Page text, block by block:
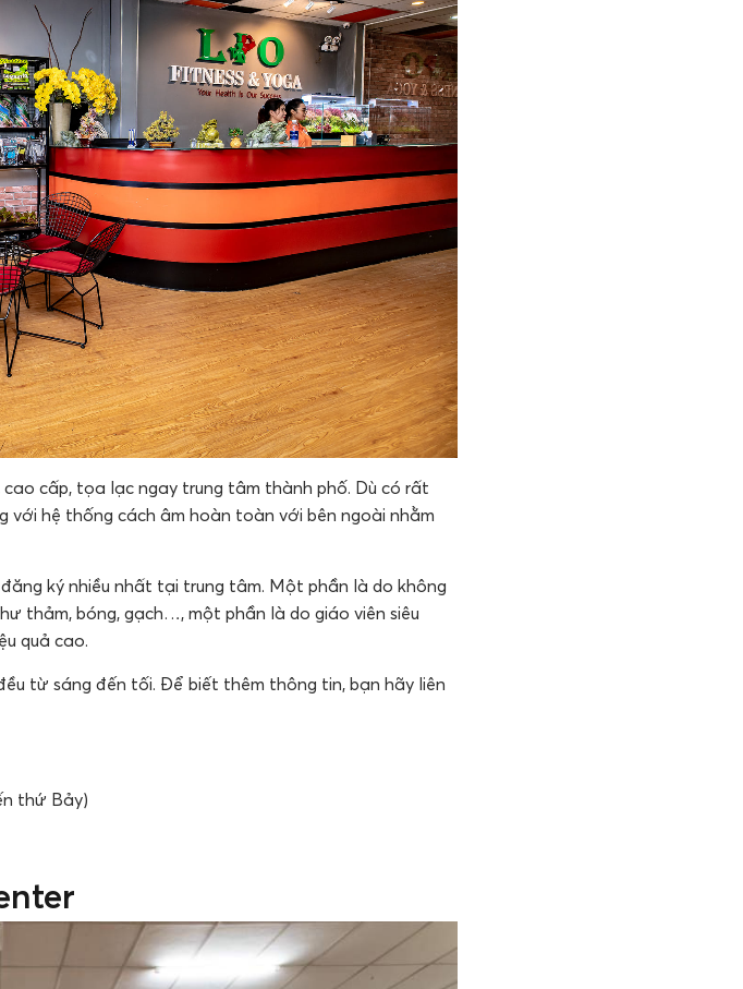
cấp, tọa lạc ngay trung tâm thành phố. Dù có rất
với hệ thống cách âm hoàn toàn với bên ngoài nhằm
ký nhiều nhất tại trung tâm. Một phần là do không
thảm, bóng, gạch…, một phần là do giáo viên siêu
quả cao.
từ sáng đến tối. Để biết thêm thông tin, bạn hãy liên
thứ Bảy)